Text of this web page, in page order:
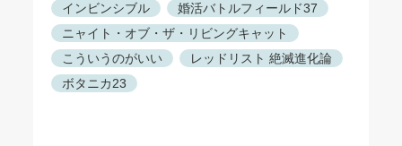
インビンシブル
婚活バトルフィールド37
ニャイト・オブ・ザ・リビングキャット
こういうのがいい
レッドリスト 絶滅進化論
ボタニカ23